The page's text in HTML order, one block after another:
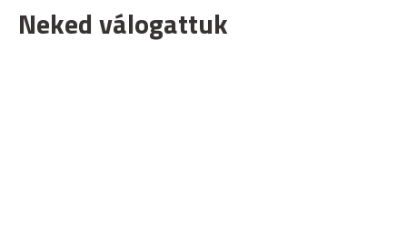
Neked válogattuk